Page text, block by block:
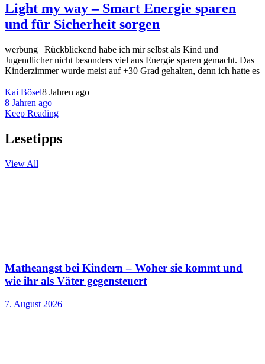
Light my way – Smart Energie sparen
und für Sicherheit sorgen
werbung | Rückblickend habe ich mir selbst als Kind und
Jugendlicher nicht besonders viel aus Energie sparen gemacht. Das
Kinderzimmer wurde meist auf +30 Grad gehalten, denn ich hatte es
Kai Bösel8 Jahren ago
8 Jahren ago
Keep Reading
Lesetipps
View All
Matheangst bei Kindern – Woher sie kommt und
wie ihr als Väter gegensteuert
7. August 2026